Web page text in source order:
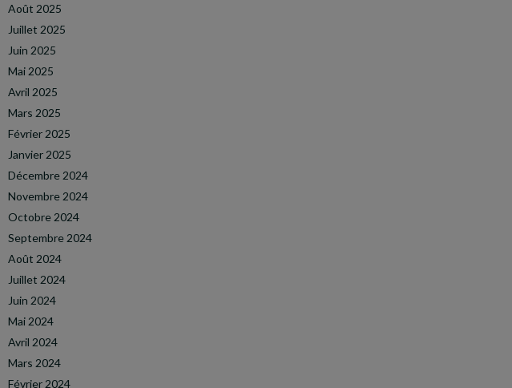
Août 2025
Juillet 2025
Juin 2025
Mai 2025
Avril 2025
Mars 2025
Février 2025
Janvier 2025
Décembre 2024
Novembre 2024
Octobre 2024
Septembre 2024
Août 2024
Juillet 2024
Juin 2024
Mai 2024
Avril 2024
Mars 2024
Février 2024